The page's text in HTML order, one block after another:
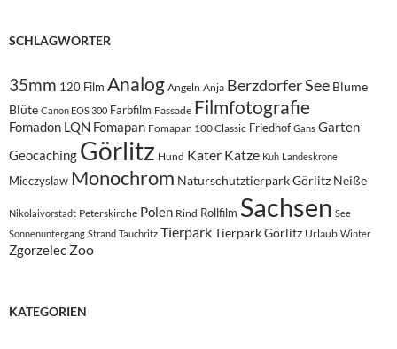
SCHLAGWÖRTER
35mm 120 Film Analog Angeln Anja Berzdorfer See Blume
Blüte Canon EOS 300 Farbfilm Fassade Filmfotografie
Fomadon LQN Fomapan Fomapan 100 Classic Friedhof Gans Garten
Geocaching Görlitz Hund Kater Katze Kuh Landeskrone
Mieczyslaw Monochrom Naturschutztierpark Görlitz Neiße
Nikolaivorstadt Peterskirche Polen Rind Rollfilm Sachsen See
Sonnenuntergang Strand Tauchritz TierparkTierpark Görlitz Urlaub Winter
Zgorzelec Zoo
KATEGORIEN